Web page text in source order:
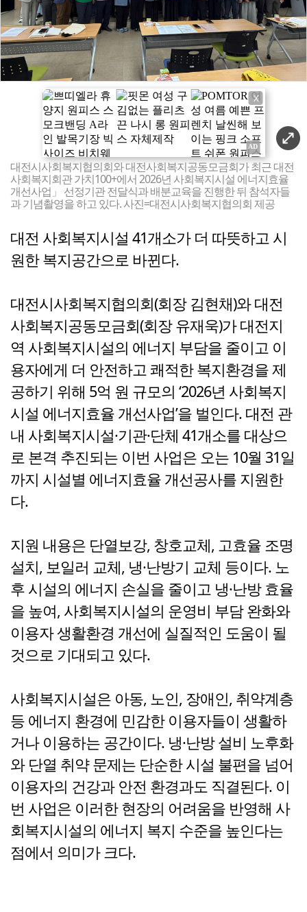
X
대전시사회복지협의회와 대전사회복지공동모금회가 최근 대전
사회복지회관 가치100+에서 2026년 사회복지시설 에너지효율
개선사업」 선정기관 전달식과 배분교육을 진행한 뒤 참석자들
과 기념촬영을 하고 있다. 사진=대전시사회복지협의회 제공
대전 사회복지시설 41개소가 더 따뜻하고 시
원한 복지공간으로 바뀐다.
대전시사회복지협의회(회장 김현채)와 대전
사회복지공동모금회(회장 유재욱)가 대전지
역 사회복지시설의 에너지 부담을 줄이고 이
용자에게 더 안전하고 쾌적한 복지환경을 제
공하기 위해 5억 원 규모의 ‘2026년 사회복지
시설 에너지효율 개선사업’을 벌인다. 대전 관
내 사회복지시설·기관·단체 41개소를 대상으
로 본격 추진되는 이번 사업은 오는 10월 31일
까지 시설별 에너지효율 개선공사를 지원한
다.
지원 내용은 단열보강, 창호교체, 고효율 조명
설치, 보일러 교체, 냉·난방기 교체 등이다. 노
후 시설의 에너지 손실을 줄이고 냉·난방 효율
을 높여, 사회복지시설의 운영비 부담 완화와
이용자 생활환경 개선에 실질적인 도움이 될
것으로 기대되고 있다.
사회복지시설은 아동, 노인, 장애인, 취약계층
등 에너지 환경에 민감한 이용자들이 생활하
거나 이용하는 공간이다. 냉·난방 설비 노후화
와 단열 취약 문제는 단순한 시설 불편을 넘어
이용자의 건강과 안전 환경과도 직결된다. 이
번 사업은 이러한 현장의 어려움을 반영해 사
회복지시설의 에너지 복지 수준을 높인다는
점에서 의미가 크다.